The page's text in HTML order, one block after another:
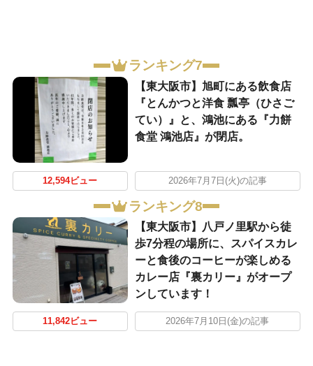
ランキング7
【東大阪市】旭町にある飲食店
『とんかつと洋食 瓢亭（ひさご
てい）』と、鴻池にある『力餅
食堂 鴻池店』が閉店。
12,594ビュー 2026年7月7日(火)の記事
ランキング8
【東大阪市】八戸ノ里駅から徒
歩7分程の場所に、スパイスカレ
ーと食後のコーヒーが楽しめる
カレー店『裏カリー』がオープ
ンしています！
11,842ビュー 2026年7月10日(金)の記事